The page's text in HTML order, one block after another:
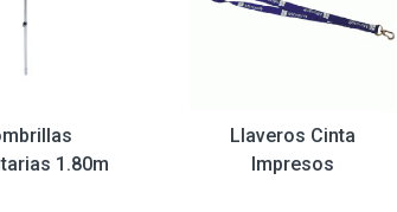
1.80m
Llaveros Cinta
Impresos